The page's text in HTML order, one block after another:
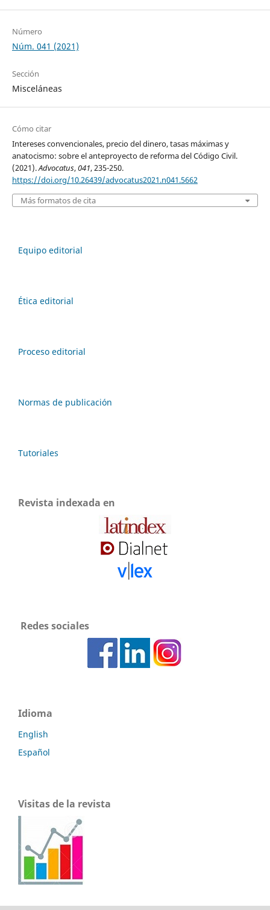
Número
Núm. 041 (2021)
Sección
Misceláneas
Cómo citar
Intereses convencionales, precio del dinero, tasas máximas y
anatocismo: sobre el anteproyecto de reforma del Código Civil.
(2021).Advocatus,041, 235-250.
https://doi.org/10.26439/advocatus2021.n041.5662
Más formatos de cita
Equipo editorial
Ética editorial
Proceso editorial
Normas de publicación
Tutoriales
Revista indexada en
Redes sociales
Idioma
English
Español
Visitas de la revista